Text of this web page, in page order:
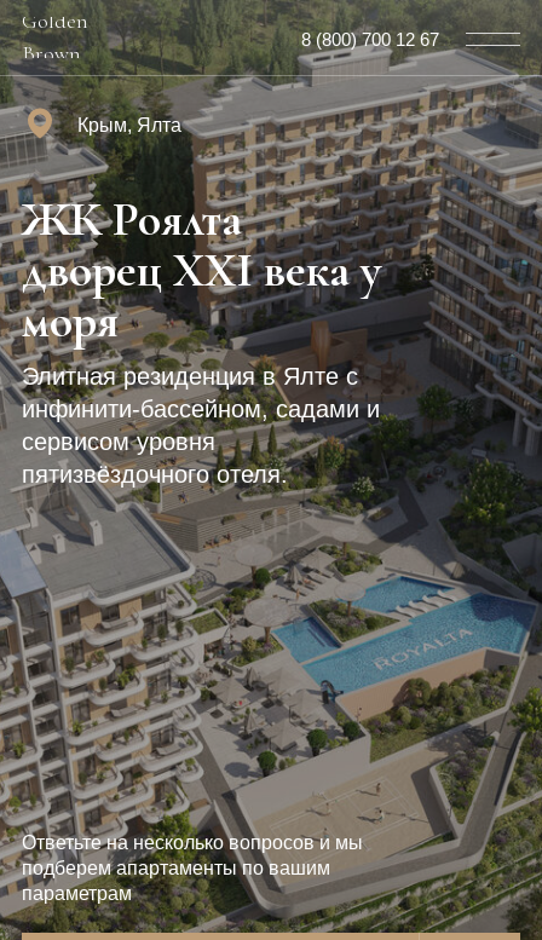
Golden
Brown
ЖК Роялта
дворец XXI века у
моря
Ответьте на несколько вопросов и мы
подберем апартаменты по вашим
параметрам
Элитная резиденция в Ялте с
инфинити-бассейном, садами и
сервисом уровня
пятизвёздочного отеля.
8 (800) 700 12 67
Крым, Ялта